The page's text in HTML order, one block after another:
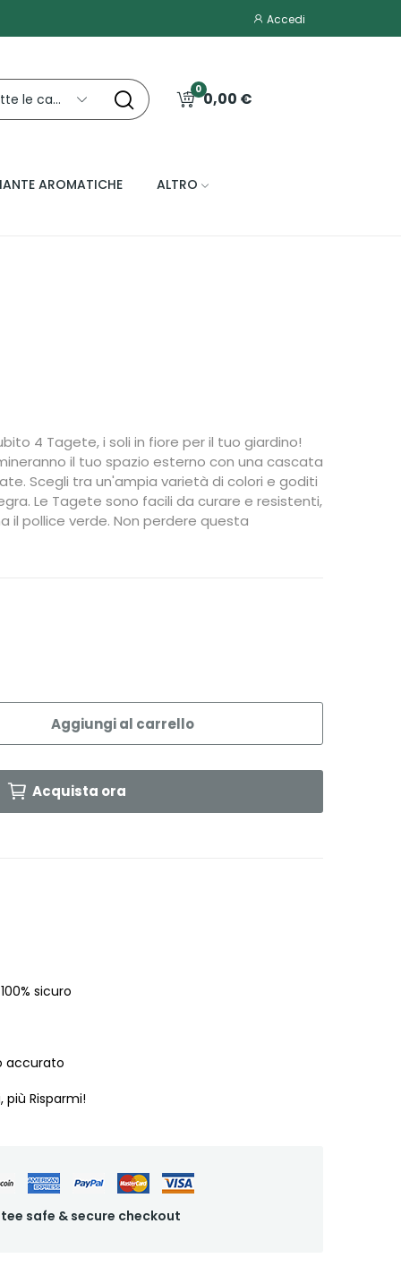
Accedi
Tutte le categorie 0,00 €
0
AROMATICHE
ALTRO
4 Tagete, i soli in fiore per il tuo giardino!
il tuo spazio esterno con una cascata
Scegli tra un'ampia varietà di colori e goditi
Le Tagete sono facili da curare e resistenti,
il pollice verde. Non perdere questa
Aggiungi al carrello
Acquista ora
100% sicuro
accurato
più Risparmi!
safe & secure checkout